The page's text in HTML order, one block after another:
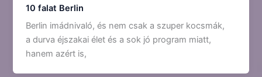
10 falat Berlin
Berlin imádnivaló, és nem csak a szuper kocsmák,
a durva éjszakai élet és a sok jó program miatt,
hanem azért is,